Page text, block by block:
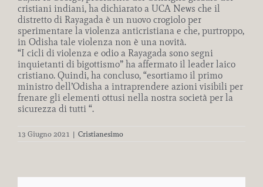
cristiani indiani, ha dichiarato a UCA News che il
distretto di Rayagada è un nuovo crogiolo per
sperimentare la violenza anticristiana e che, purtroppo,
in Odisha tale violenza non è una novità.
“I cicli di violenza e odio a Rayagada sono segni
inquietanti di bigottismo” ha affermato il leader laico
cristiano. Quindi, ha concluso, “esortiamo il primo
ministro dell’Odisha a intraprendere azioni visibili per
frenare gli elementi ottusi nella nostra società per la
sicurezza di tutti “.
13 Giugno 2021 | Cristianesimo